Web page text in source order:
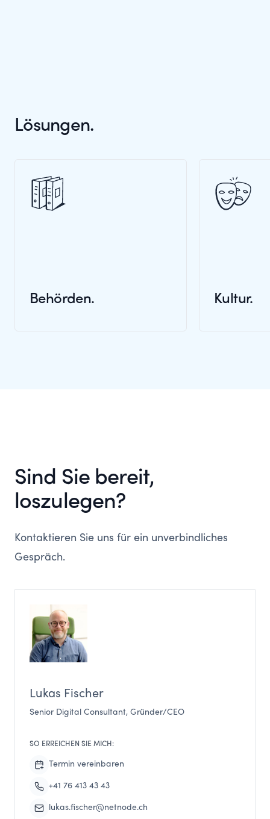
Lösungen.
Behörden. Kultur.
Sind Sie bereit,
loszulegen?
Kontaktieren Sie uns für ein unverbindliches
Gespräch.
Lukas Fischer
Senior Digital Consultant, Gründer/CEO
SO ERREICHEN SIE MICH:
Termin vereinbaren
+41 76 413 43 43
lukas.fischer@netnode.ch